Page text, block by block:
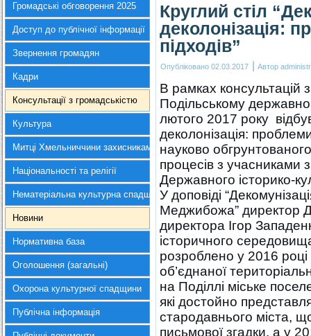
Громадські обговорення 2025
Доступ до публічної інформації
Звернення громадян
Кадри
Консультації з громадськістю
Культура
Митці Хмельниччини захисникам України
Національності та релігії
Нематеріальна культурна спадщина
Новини
Нормативна база
Оголошення (загальні)
Охорона культурної спадщини
Публічна інформація
Круглий стіл
деколонізація:
підходів”
Опубліковано 02.03.2017 | Автор
В рамках консультацій
Подільському
лютого 2017 року
деколонізація:
науково
процесів з учасниками
Державного історико-
У доповіді
Меджибожа” директор
директора Ігор
історичного
розроблено у 2016
об’єднаної
на Поділлі міське
які достойно
стародавнього міста,
письмової згадки, а у